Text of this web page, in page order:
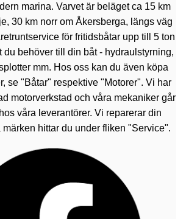
marina. Varvet är beläget ca 15 km
30 km norr om Åkersberga, längs väg
för fritidsbåtar upp till 5 ton
du behöver till din båt - hydraulstyrning,
mm. Hos oss kan du även köpa
se "Båtar" respektive "Motorer". Vi har
motorverkstad och våra mekaniker går
våra leverantörer. Vi reparerar din
märken hittar du under fliken "Service".